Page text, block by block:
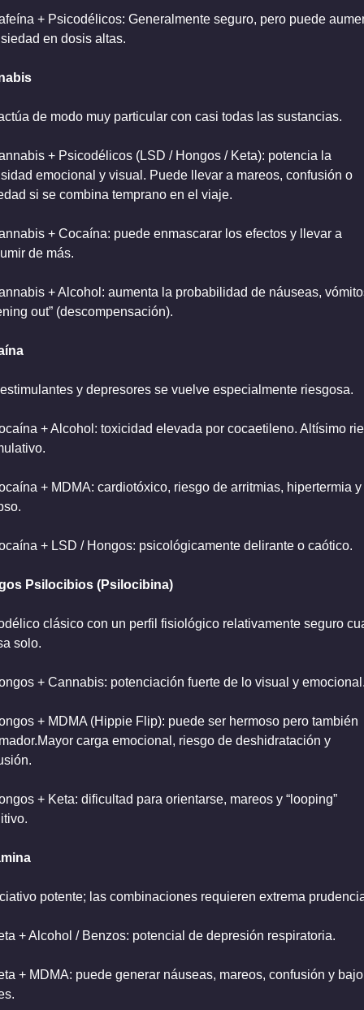
+ Psicodélicos: Generalmente seguro, pero puede
en dosis altas.
de modo muy particular con casi todas las sustancias.
+ Psicodélicos (LSD / Hongos / Keta): potencia la
emocional y visual. Puede llevar a mareos, confusión o
si se combina temprano en el viaje.
+ Cocaína: puede enmascarar los efectos y llevar a
de más.
+ Alcohol: aumenta la probabilidad de náuseas,
out” (descompensación).
y depresores se vuelve especialmente riesgosa.
+ Alcohol: toxicidad elevada por cocaetileno. Altísimo
+ MDMA: cardiotóxico, riesgo de arritmias, hipertermia y
+ LSD / Hongos: psicológicamente delirante o caótico.
Psilocibios (Psilocibina)
clásico con un perfil fisiológico relativamente seguro
solo.
+ Cannabis: potenciación fuerte de lo visual y
+ MDMA (Hippie Flip): puede ser hermoso pero también
carga emocional, riesgo de deshidratación y
+ Keta: dificultad para orientarse, mareos y “looping”
potente; las combinaciones requieren extrema
+ Alcohol / Benzos: potencial de depresión respiratoria.
+ MDMA: puede generar náuseas, mareos, confusión y